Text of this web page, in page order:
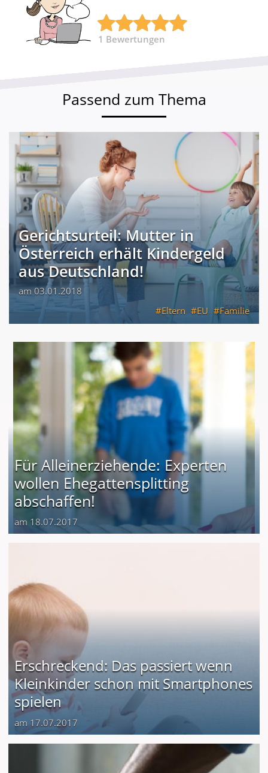
1 Bewertungen
Passend zum Thema
Gerichtsurteil: Mutter in
Österreich erhält Kindergeld
aus Deutschland!
am 03.01.2018
Eltern
EU Familie
Für Alleinerziehende: Experten
wollen Ehegattensplitting
abschaffen!
am 18.07.2017
Erschreckend: Das passiert wenn
Kleinkinder schon mit Smartphones
spielen
am 17.07.2017